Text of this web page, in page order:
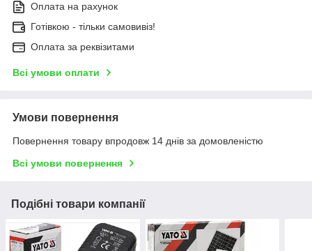
Оплата на рахунок
Готівкою - тільки самовивіз!
Оплата за реквізитами
Всі умови оплати
Умови повернення
Повернення товару впродовж 14 днів за домовленістю
Всі умови повернення
Подібні товари компанії